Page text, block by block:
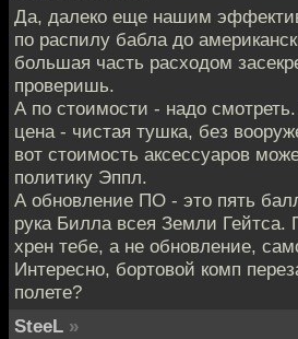
Да, далеко еще нашим
по распилу бабла до
большая часть расходом
проверишь.
А по стоимости - надо
цена - чистая тушка, без
вот стоимость аксессуаров
политику Эппл.
А обновление ПО - это пять
рука Билла всея Земли Гейтса.
хрен тебе, а не обновление,
Интересно, бортовой комп
полете?
SteeL »